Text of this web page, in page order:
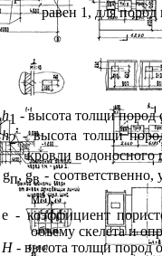
равен 1, для
h1 - высота толщи пород
h2- высота толщи пород
кровли водоносного
gп, gв -
м3);
e- коэффициент
объему скелета и
Н- высота толщи пород